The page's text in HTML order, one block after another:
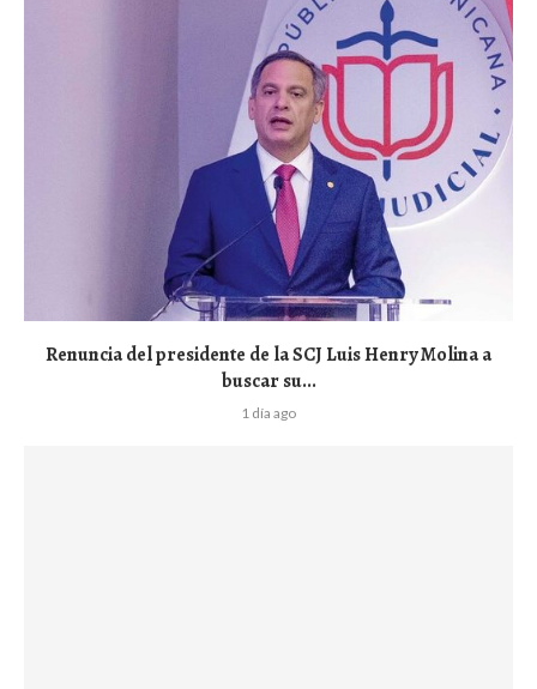
Renuncia del presidente de la SCJ Luis Henry Molina a
buscar su...
1 día ago